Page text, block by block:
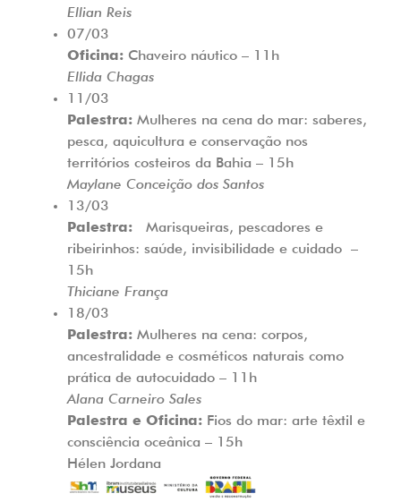
Ellian Reis
07/03
Oficina: Chaveiro náutico – 11h
Ellida Chagas
11/03
Palestra: Mulheres na cena do mar: saberes,
pesca, aquicultura e conservação nos
territórios costeiros da Bahia – 15h
Maylane Conceição dos Santos
13/03
Palestra:
Marisqueiras, pescadores e
ribeirinhos: saúde, invisibilidade e cuidado –
15h
Thiciane França
18/03
Palestra: Mulheres na cena: corpos,
ancestralidade e cosméticos naturais como
prática de autocuidado – 11h
Alana Carneiro Sales
Palestra e Oficina: Fios do mar: arte têxtil e
consciência oceânica – 15h
Hélen Jordana